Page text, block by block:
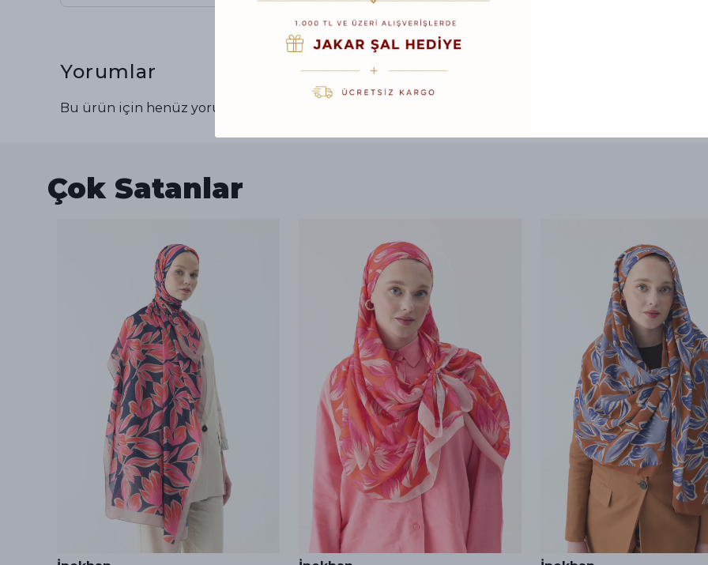
Yorumlar
Bu ürün için henüz yorum yapılmamış.
Çok Satanlar